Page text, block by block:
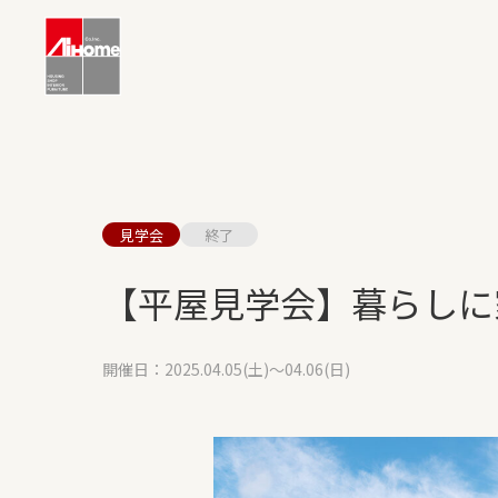
見学会 終了
【平屋見学会】暮らし
開催日：2025.04.05(土)～04.06(日)